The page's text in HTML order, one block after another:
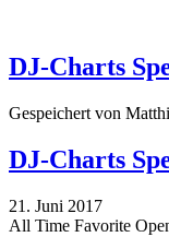
DJ-Charts
Gespeichert von
DJ-Charts
21. Juni 2017
All Time Favorite